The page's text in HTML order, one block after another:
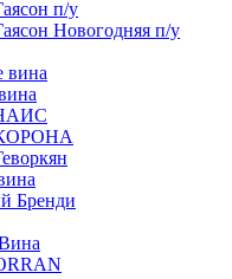
п/у
Новогодняя п/у
вина
КОРОНА
Бренди